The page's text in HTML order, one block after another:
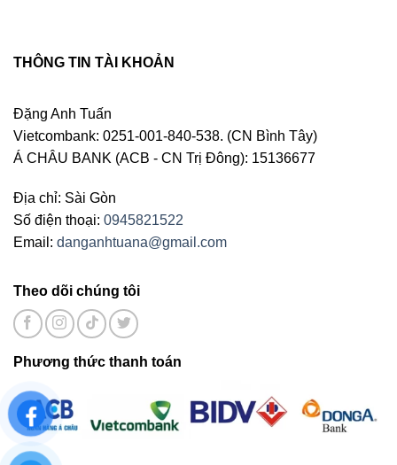
THÔNG TIN TÀI KHOẢN
Đặng Anh Tuấn
Vietcombank: 0251-001-840-538. (CN Bình Tây)
Á CHÂU BANK (ACB - CN Trị Đông): 15136677
Địa chỉ: Sài Gòn
Số điện thoại: 0945821522
Email: danganhtuana@gmail.com
Theo dõi chúng tôi
Phương thức thanh toán